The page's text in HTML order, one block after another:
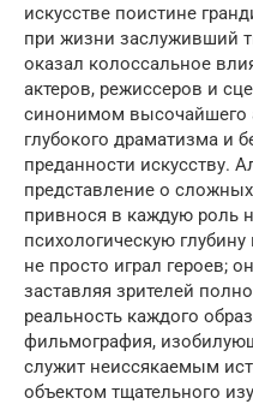
искусстве поистине
при жизни заслуживший
оказал колоссальное
актеров, режиссеров и
синонимом высочайшего
глубокого драматизма и
преданности искусству.
представление о
привнося в каждую роль
психологическую
не просто играл героев;
заставляя зрителей
реальность каждого
фильмография,
служит неиссякаемым
объектом тщательного